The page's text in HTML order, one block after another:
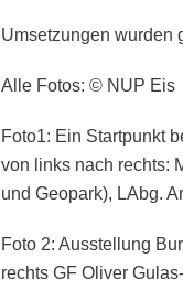
Umsetzungen wurden
Alle Fotos: © NUP Eis
Foto1: Ein Startpunkt
von links nach rechts:
und Geopark), LAbg.
Foto 2: Ausstellung
rechts GF Oliver